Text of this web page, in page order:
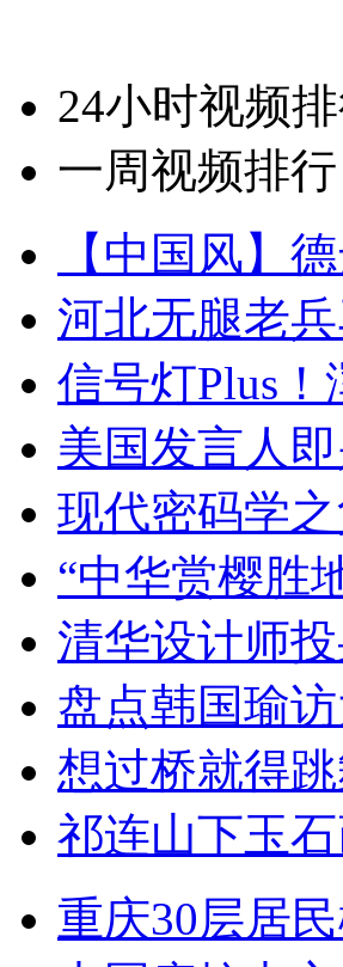
24小时视频
一周视频排行
【中国风】
河北无腿老
信号灯Plus！
美国发言人
现代密码学
“中华赏樱胜
清华设计师
盘点韩国瑜
想过桥就得
祁连山下玉
重庆30层居